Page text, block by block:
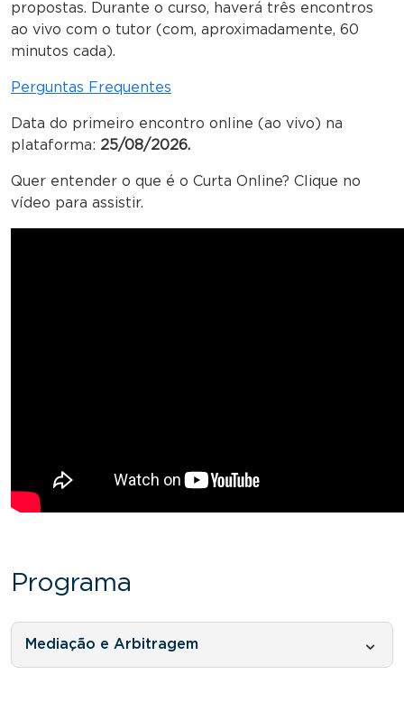
propostas. Durante o curso, haverá três encontros
ao vivo com o tutor (com, aproximadamente, 60
minutos cada).
Perguntas Frequentes
Data do primeiro encontro online (ao vivo) na
plataforma: 25/08/2026.
Quer entender o que é o Curta Online? Clique no
vídeo para assistir.
Programa
Mediação e Arbitragem